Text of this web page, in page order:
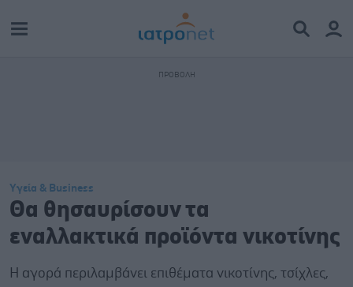
Υγεία & Business
Θα θησαυρίσουν τα
εναλλακτικά προϊόντα νικοτίνης
Η αγορά περιλαμβάνει επιθέματα νικοτίνης, τσίχλες,